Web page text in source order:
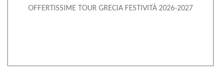
OFFERTISSIME TOUR GRECIA FESTIVITÀ 2026-2027